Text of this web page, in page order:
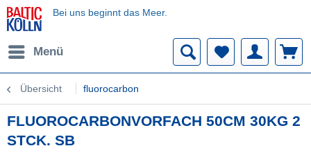
Bei uns beginnt das Meer.
Menü
Übersicht fluorocarbon
FLUOROCARBONVORFACH 50CM 30KG 2
STCK. SB